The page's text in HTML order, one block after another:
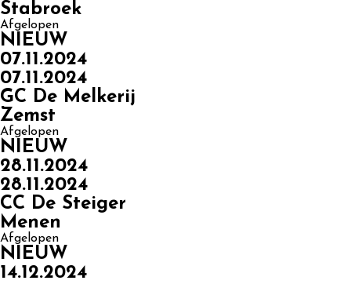
Stabroek
Afgelopen
NIEUW
07.11.2024
07.11.2024
GC De Melkerij
Zemst
Afgelopen
NIEUW
28.11.2024
28.11.2024
CC De Steiger
Menen
Afgelopen
NIEUW
14.12.2024